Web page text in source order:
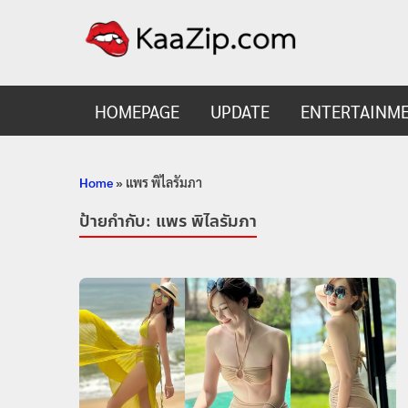
HOMEPAGE UPDATE
Home» แพร พิไลรัมภา
ป้ายกำกับ: แพร พิไลรัมภา